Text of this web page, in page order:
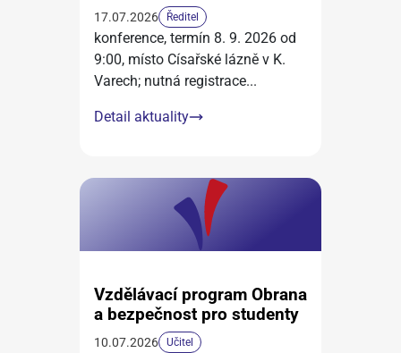
17.07.2026 Ředitel
konference, termín 8. 9. 2026 od
9:00, místo Císařské lázně v K.
Varech; nutná registrace...
Detail aktuality
Vzdělávací program Obrana
a bezpečnost pro studenty
10.07.2026 Učitel